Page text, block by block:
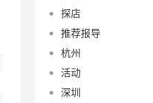
探店
推荐报导
杭州
活动
深圳